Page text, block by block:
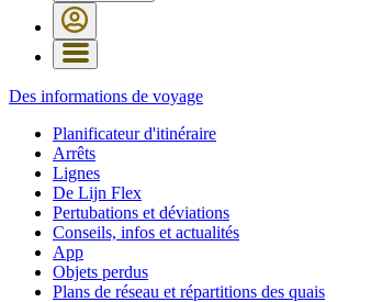
Des informations de voyage
Planificateur d'itinéraire
Arrêts
Lignes
De Lijn Flex
Pertubations et déviations
Conseils, infos et actualités
App
Objets perdus
Plans de réseau et répartitions des quais